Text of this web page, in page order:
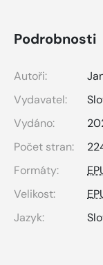
Podrobnosti
Autoři:
Vydavatel:
Vydáno:
Počet stran:
Formáty:
Velikost:
Jazyk: